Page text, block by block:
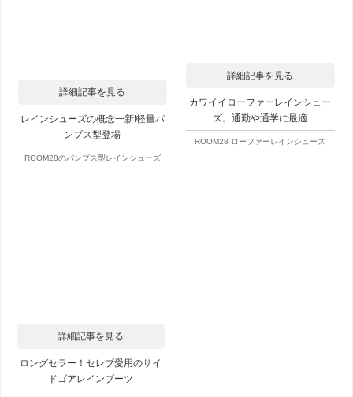
詳細記事を見る
レインシューズの概念一新!軽量パ
ンプス型登場
ROOM28のパンプス型レインシューズ
詳細記事を見る
カワイイローファーレインシュー
ズ。通勤や通学に最適
ROOM28 ローファーレインシューズ
詳細記事を見る
ロングセラー！セレブ愛用のサイ
ドゴアレインブーツ